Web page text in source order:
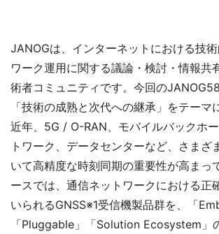
JANOGは、インターネットにおける技
ワーク運用に関する議論・検討・情報共
術者コミュニティです。今回の
「技術の成熟と次代への継承」をテーマ
近年、5G / O-RAN、モバイルバックホ
トワーク、データセンターなど、さまざ
いて高精度な時刻同期の重要性が高まっ
ースでは、通信ネットワークにおける正
いられるGNSS※1受信機製品群を、「
「Pluggable」「Solution Ecosystem」